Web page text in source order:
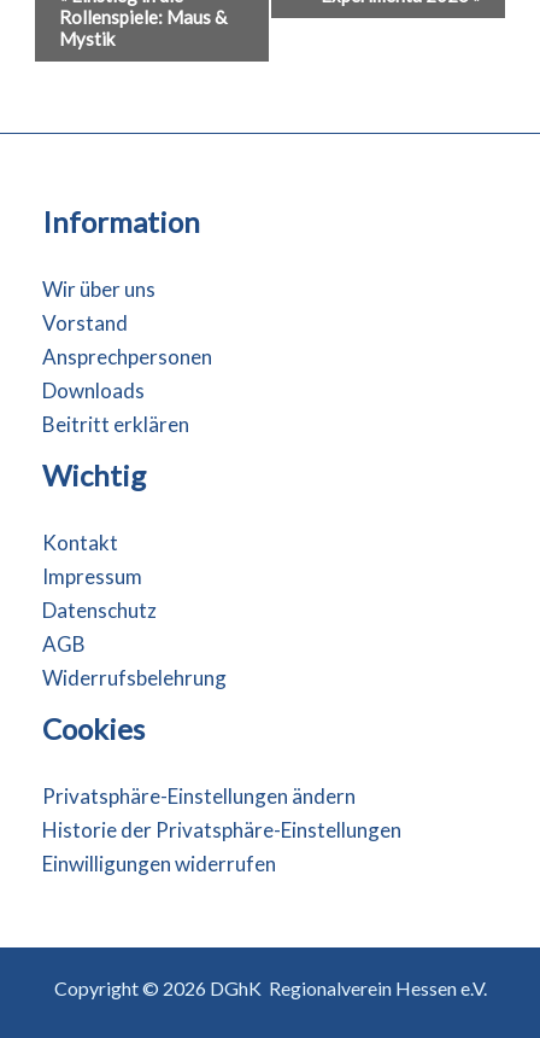
Navigation
Rollenspiele: Maus &
Mystik
Information
Wir über uns
Vorstand
Ansprechpersonen
Downloads
Beitritt erklären
Wichtig
Kontakt
Impressum
Datenschutz
AGB
Widerrufsbelehrung
Cookies
Privatsphäre-Einstellungen ändern
Historie der Privatsphäre-Einstellungen
Einwilligungen widerrufen
Copyright © 2026 DGhK Regionalverein Hessen e.V.